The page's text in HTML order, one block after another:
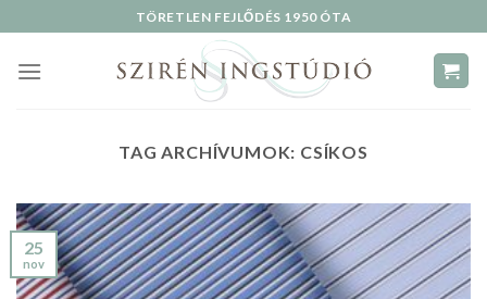
to
content
TÖRETLEN FEJLŐDÉS 1950 ÓTA
TAG ARCHÍVUMOK: CSÍKOS
25
nov